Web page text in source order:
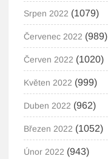
Srpen 2022 (1079)
Červenec 2022 (989)
Červen 2022 (1020)
Květen 2022 (999)
Duben 2022 (962)
Březen 2022 (1052)
Únor 2022 (943)